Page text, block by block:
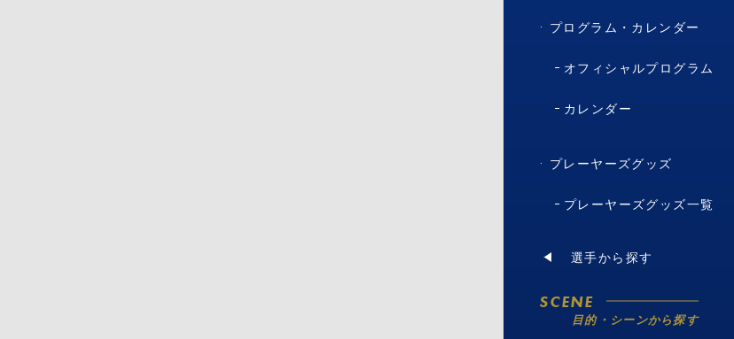
プログラム・カレンダー
オフィシャルプログラム
カレンダー
プレーヤーズグッズ
プレーヤーズグッズ一覧
選手から探す
SCENE
目的・シーンから探す